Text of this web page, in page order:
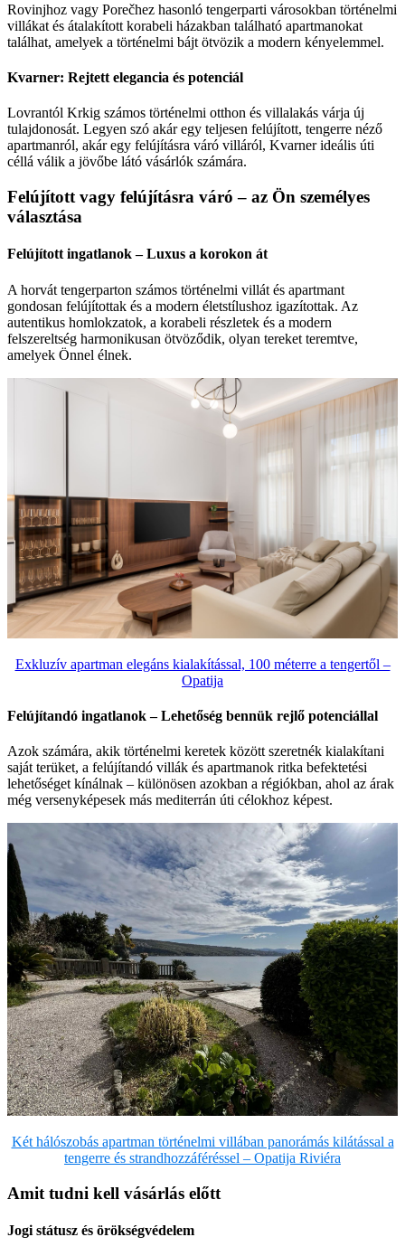
Rovinjhoz vagy Porečhez hasonló tengerparti városokban történelmi
villákat és átalakított korabeli házakban található apartmanokat
találhat, amelyek a történelmi bájt ötvözik a modern kényelemmel.
Kvarner: Rejtett elegancia és potenciál
Lovrantól Krkig számos történelmi otthon és villalakás várja új
tulajdonosát. Legyen szó akár egy teljesen felújított, tengerre néző
apartmanról, akár egy felújításra váró villáról, Kvarner ideális úti
céllá válik a jövőbe látó vásárlók számára.
Felújított vagy felújításra váró – az Ön személyes
választása
Felújított ingatlanok – Luxus a korokon át
A horvát tengerparton számos történelmi villát és apartmant
gondosan felújítottak és a modern életstílushoz igazítottak. Az
autentikus homlokzatok, a korabeli részletek és a modern
felszereltség harmonikusan ötvöződik, olyan tereket teremtve,
amelyek Önnel élnek.
Exkluzív apartman elegáns kialakítással, 100 méterre a tengertől –
Opatija
Felújítandó ingatlanok – Lehetőség bennük rejlő potenciállal
Azok számára, akik történelmi keretek között szeretnék kialakítani
saját terüket, a felújítandó villák és apartmanok ritka befektetési
lehetőséget kínálnak – különösen azokban a régiókban, ahol az árak
még versenyképesek más mediterrán úti célokhoz képest.
Két hálószobás apartman történelmi villában panorámás kilátással a
tengerre és strandhozzáféréssel – Opatija Riviéra
Amit tudni kell vásárlás előtt
Jogi státusz és örökségvédelem